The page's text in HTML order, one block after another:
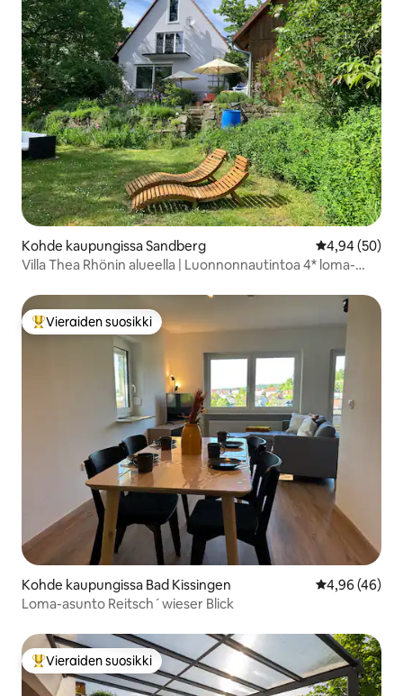
Kohde kaupungissa Sandberg
4,94 (50)
Villa Thea Rhönin alueella | Luonnonnautintoa 4* loma-
Vieraiden suosikkien parhaimmistoa
Vieraiden suosikki
Kohde kaupungissa Bad Kissingen
4,96 (46)
Loma-asunto Reitsch´wieser Blick
Vieraiden suosikkien parhaimmistoa
Vieraiden suosikki